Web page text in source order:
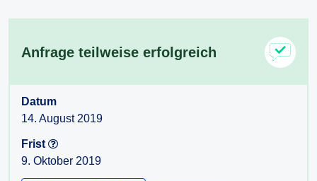
Nichterteilung der Auskunft beantragt der KOV
Kreditordnungsverein die Ausstellung eines Bescheides
gemäß § 4 AuskunftspflichtG.
Anfrage teilweise erfolgreich
Datum
14. August 2019
Frist
9. Oktober 2019